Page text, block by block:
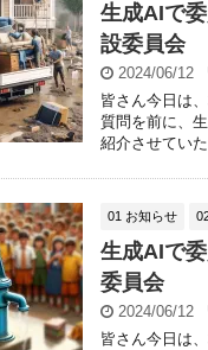
生成AIで
設委員会
2024/06/12
皆さん今日は
質問を前に、
紹介させてい
01 お知らせ
生成AIで
委員会
2024/06/12
皆さん今日は